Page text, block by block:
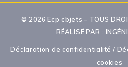
© 2026 Ecp objets – TOUS
RÉALISÉ PAR :
Déclaration de confidentialité /
cookies